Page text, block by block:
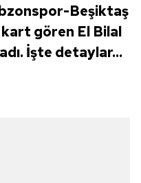
Beşiktaş
kart gören El Bilal
İşte detaylar...